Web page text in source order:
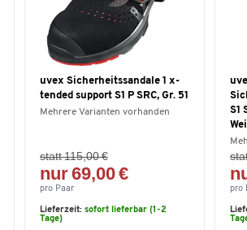
uvex Sicherheitssandale 1 x-
tended support S1 P SRC, Gr. 51
Mehrere Varianten vorhanden
statt 115,00 €
nur 69,00 €
pro Paar
Lieferzeit: sofort lieferbar (1-2
Tage)
S1
pro